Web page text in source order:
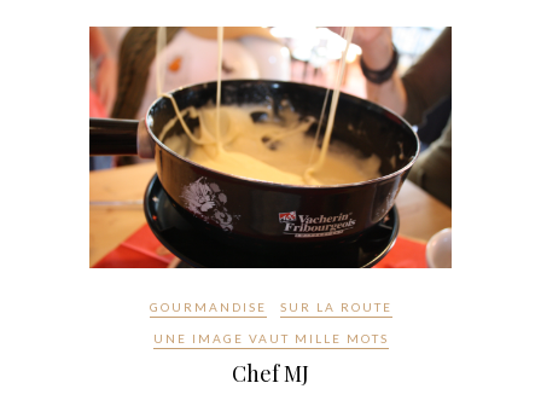
GOURMANDISE SUR LA ROUTE
UNE IMAGE VAUT MILLE MOTS
Chef MJ